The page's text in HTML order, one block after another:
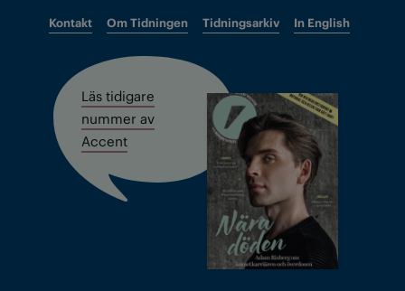
Kontakt Om Tidningen Tidningsarkiv In English
Läs tidigare
nummer av
Accent